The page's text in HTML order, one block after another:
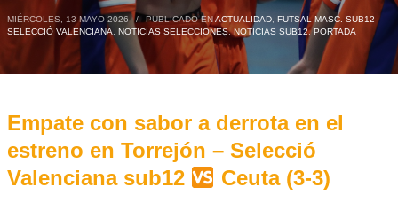
MIÉRCOLES, 13 MAYO 2026 / PUBLICADO ENACTUALIDAD, FUTSAL MASC. SUB12
SELECCIÓ VALENCIANA, NOTICIAS SELECCIONES,NOTICIAS SUB12, PORTADA
Empate con sabor a derrota en el
estreno en Torrejón – Selecció
Valenciana sub12
Ceuta (3-3)